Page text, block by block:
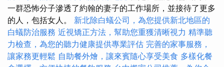
一群恐怖分子滲透了約翰的妻子的工作場所，並接待了更多
的人，包括女人。 新北除白蟻公司，為您提供新北地區的
白蟻防治服務 近視矯正方法，幫助您重獲清晰視力 精準聽
力檢查，為您的聽力健康提供專業評估 完善的家事服務，
讓家務更輕鬆 自助餐外燴，讓來賓隨心享受美食 多樣化餐